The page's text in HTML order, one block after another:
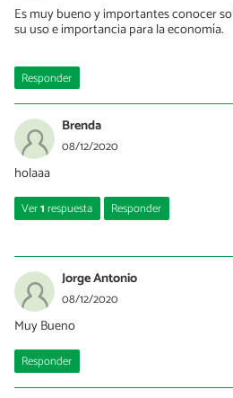
Es muy bueno y importantes conocer
su uso e importancia para la economía.
Responder
Brenda
08/12/2020
holaaa
Ver1respuesta Responder
24/01/2021
hola xd
Jorge Antonio
08/12/2020
Muy Bueno
Responder